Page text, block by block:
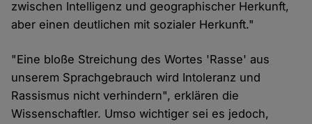
zwischen Intelligenz und geographischer Herkunft,
aber einen deutlichen mit sozialer Herkunft."
"Eine bloße Streichung des Wortes 'Rasse' aus
unserem Sprachgebrauch wird Intoleranz und
Rassismus nicht verhindern", erklären die
Wissenschaftler. Umso wichtiger sei es jedoch,